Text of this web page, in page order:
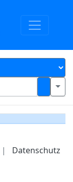
| Datenschutz